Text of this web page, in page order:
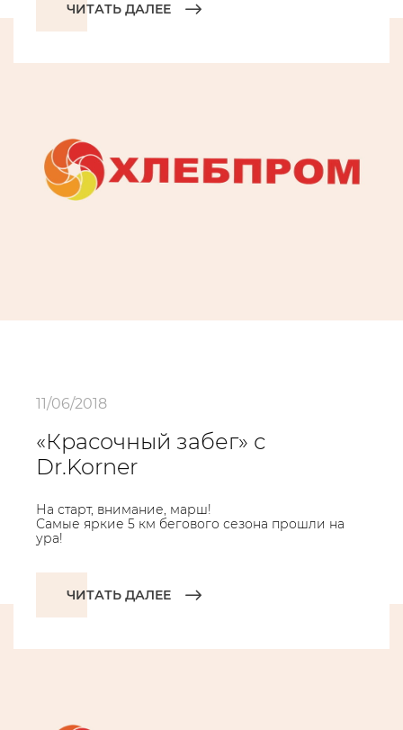
ЧИТАТЬ ДАЛЕЕ
11/06/2018
«Красочный забег» с
Dr.Korner
На старт, внимание, марш!
Самые яркие 5 км бегового сезона прошли на
ура!
ЧИТАТЬ ДАЛЕЕ